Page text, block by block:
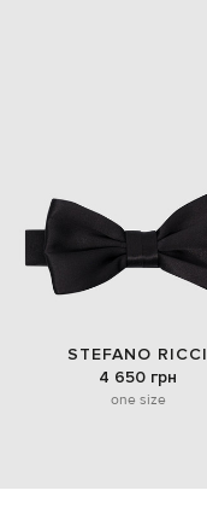
STEFANO RICCI
4 650 грн
one size